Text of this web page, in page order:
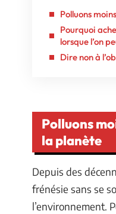
Polluons
Pourquoi
lorsque l’on
Dire non à
Polluons
la planète
Depuis des
frénésie sans se
l’environnement.